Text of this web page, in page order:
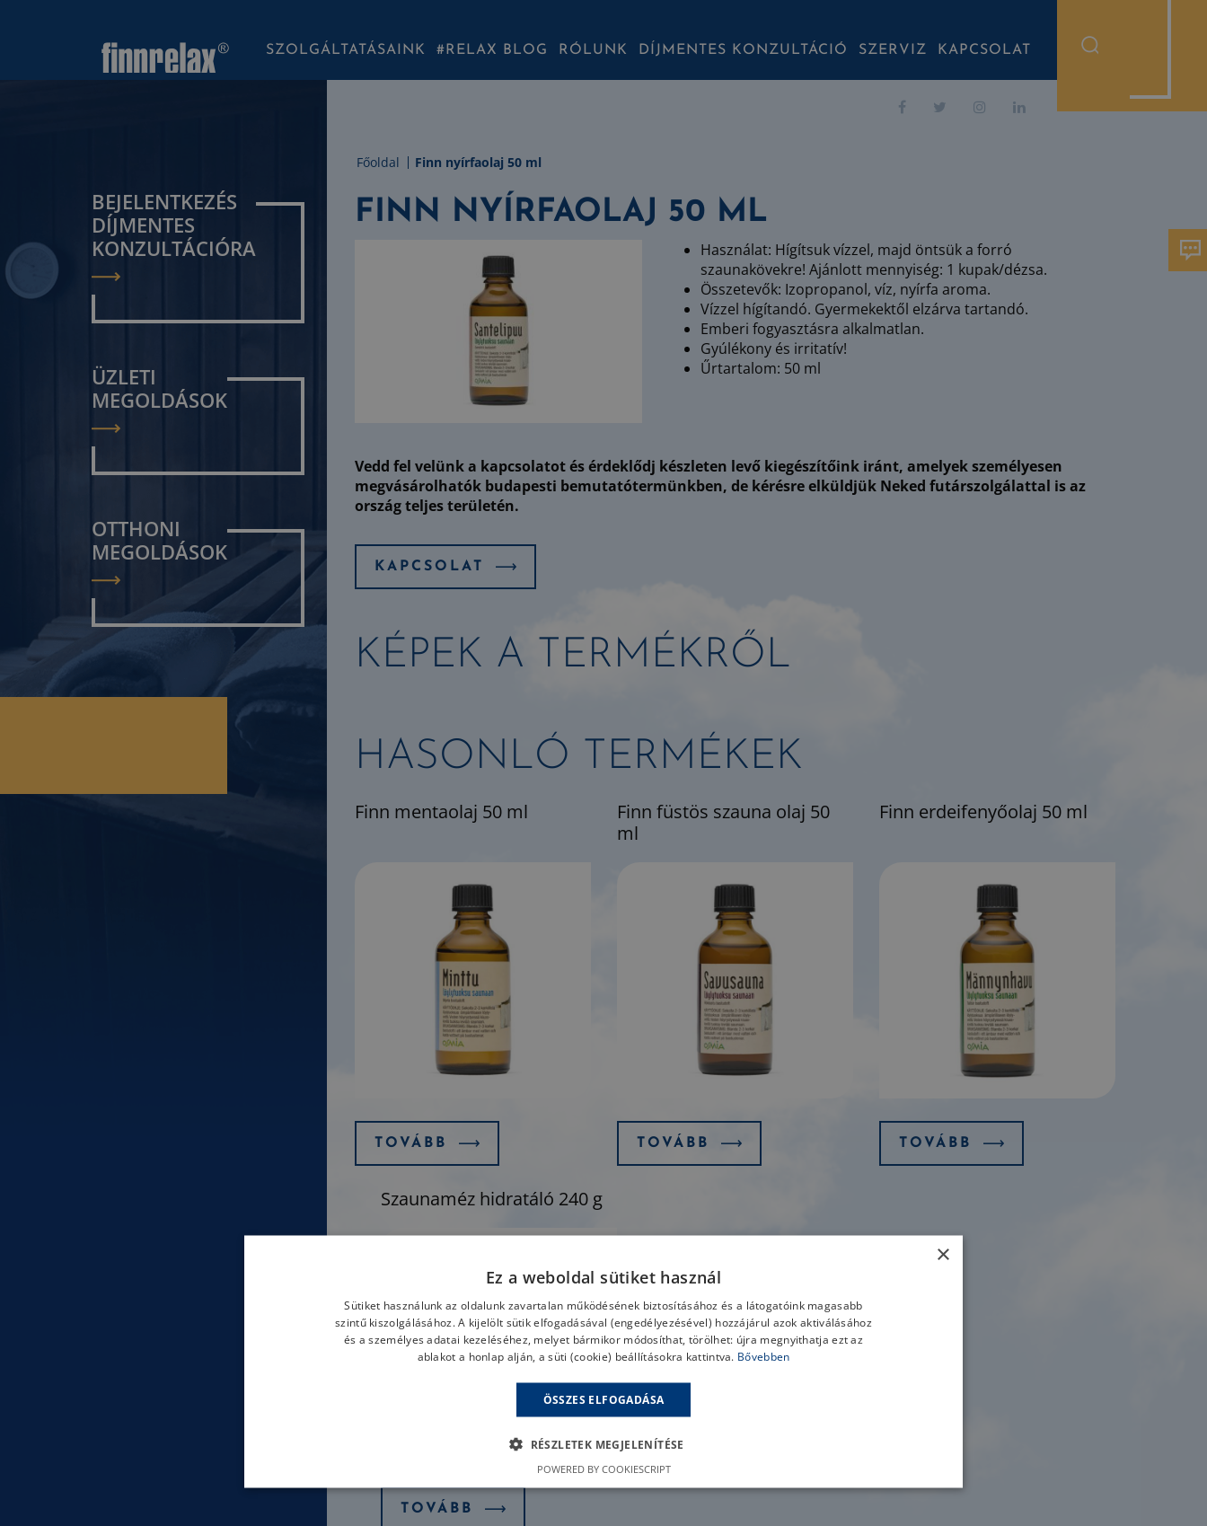
SZOLGÁLTATÁSAINK #RELAX BLOG RÓLUNK DÍJMENTES KONZULTÁCIÓ SZERVIZ KAPCSOLAT
Főoldal Finn nyírfaolaj 50 ml
BEJELENTKEZÉS
DÍJMENTES
KONZULTÁCIÓRA
ÜZLETI
MEGOLDÁSOK
OTTHONI
MEGOLDÁSOK
FINN NYÍRFAOLAJ 50 ML
Használat: Hígítsuk vízzel, majd öntsük a forró
szaunakövekre! Ajánlott mennyiség: 1 kupak/dézsa.
Összetevők: Izopropanol, víz, nyírfa aroma.
Vízzel hígítandó. Gyermekektől elzárva tartandó.
Emberi fogyasztásra alkalmatlan.
Gyúlékony és irritatív!
Űrtartalom: 50 ml
Vedd fel velünk a kapcsolatot és érdeklődj készleten levő kiegészítőink iránt, amelyek személyesen
megvásárolhatók budapesti bemutatótermünkben, de kérésre elküldjük Neked futárszolgálattal is az
ország teljes területén.
KAPCSOLAT
KÉPEK A TERMÉKRŐL
HASONLÓ TERMÉKEK
Finn mentaolaj 50 ml
TOVÁBB
Finn füstös szauna olaj 50
ml
TOVÁBB
Finn erdeifenyőolaj 50 ml
TOVÁBB
Szaunaméz hidratáló 240 g
TOVÁBB
×
Ez a weboldal sütiket használ
Sütiket használunk az oldalunk zavartalan működésének biztosításához és a látogatóink magasabb
szintű kiszolgálásához. A kijelölt sütik elfogadásával (engedélyezésével) hozzájárul azok aktiválásához
és a személyes adatai kezeléséhez, melyet bármikor módosíthat, törölhet: újra megnyithatja ezt az
ablakot a honlap alján, a süti (cookie) beállításokra kattintva. Bővebben
ÖSSZES ELFOGADÁSA
RÉSZLETEK MEGJELENÍTÉSE
POWERED BY COOKIESCRIPT